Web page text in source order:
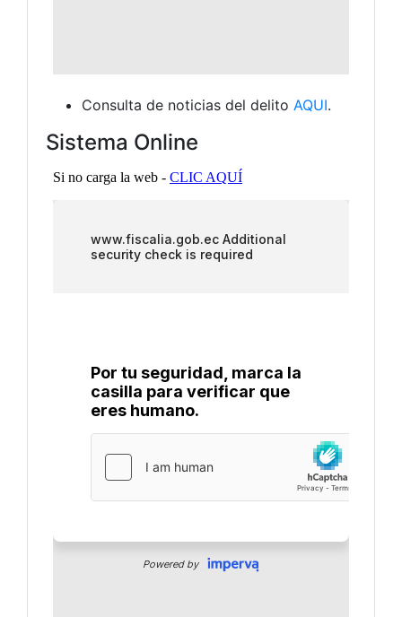
Consulta de noticias del delito AQUI.
Sistema Online